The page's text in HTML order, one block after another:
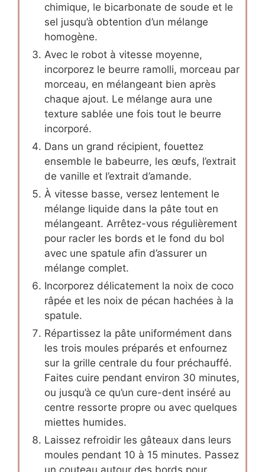
chimique, le bicarbonate de soude et le
sel jusqu’à obtention d’un mélange
homogène.
Avec le robot à vitesse moyenne,
incorporez le beurre ramolli, morceau par
morceau, en mélangeant bien après
chaque ajout. Le mélange aura une
texture sablée une fois tout le beurre
incorporé.
Dans un grand récipient, fouettez
ensemble le babeurre, les œufs, l’extrait
de vanille et l’extrait d’amande.
À vitesse basse, versez lentement le
mélange liquide dans la pâte tout en
mélangeant. Arrêtez-vous régulièrement
pour racler les bords et le fond du bol
avec une spatule afin d’assurer un
mélange complet.
Incorporez délicatement la noix de coco
râpée et les noix de pécan hachées à la
spatule.
Répartissez la pâte uniformément dans
les trois moules préparés et enfournez
sur la grille centrale du four préchauffé.
Faites cuire pendant environ 30 minutes,
ou jusqu’à ce qu’un cure-dent inséré au
centre ressorte propre ou avec quelques
miettes humides.
Laissez refroidir les gâteaux dans leurs
moules pendant 10 à 15 minutes. Passez
un couteau autour des bords pour